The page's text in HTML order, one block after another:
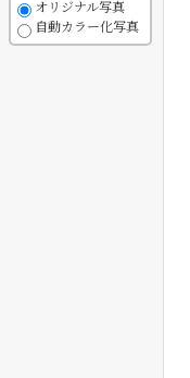
オリジナル写真
自動カラー化写真